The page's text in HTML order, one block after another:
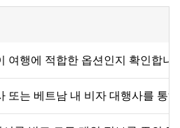
여행에 적합한 옵션인지 확인합니
또는 베트남 내 비자 대행사를 통